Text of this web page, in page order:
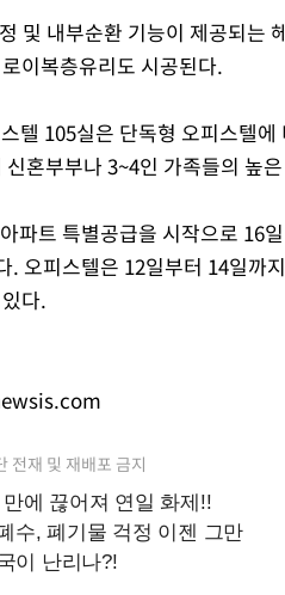
및 내부순환 기능이 제공되는
이복층유리도 시공된다.
텔 105실은 단독형 오피스텔
혼부부나 3~4인 가족들의 높
파트 특별공급을 시작으로 16
. 오피스텔은 12일부터 14일까
다.
재 및 재배포 금지